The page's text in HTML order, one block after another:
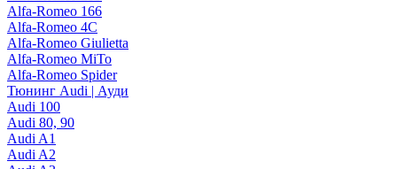
Alfa-Romeo 166
Alfa-Romeo 4C
Alfa-Romeo Giulietta
Alfa-Romeo MiTo
Alfa-Romeo Spider
Тюнинг Audi | Ауди
Audi 100
Audi 80, 90
Audi A1
Audi A2